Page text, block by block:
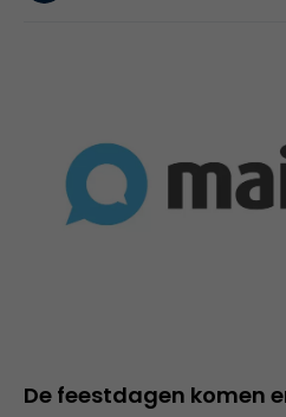
De feestdagen komen